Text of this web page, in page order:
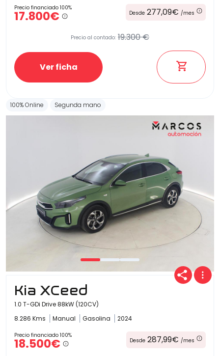
Precio financiado 100%
17.800€ Desde 277,09€ /mes
Precio al contado: 19.300 €
Ver ficha
100% Online Segunda mano
Kia XCeed
1.0 T-GDi Drive 88kW (120CV)
8.286 Kms
Manual Gasolina 2024
Precio financiado 100%
18.500€ Desde 287,99€ /mes